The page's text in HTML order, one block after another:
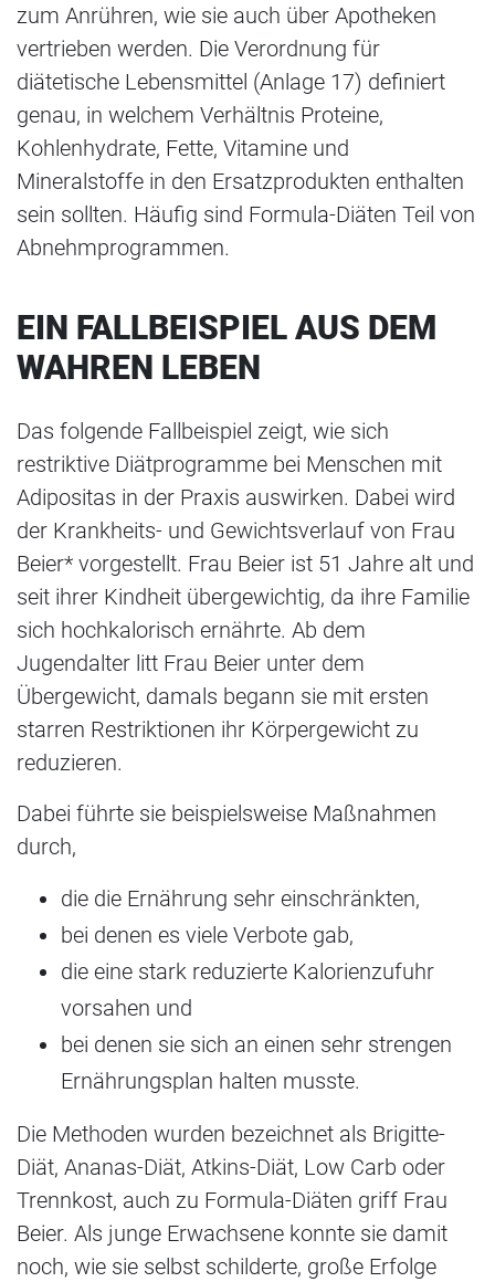
zum Anrühren, wie sie auch über Apotheken
vertrieben werden. Die Verordnung für
diätetische Lebensmittel (Anlage 17) definiert
genau, in welchem Verhältnis Proteine,
Kohlenhydrate, Fette, Vitamine und
Mineralstoffe in den Ersatzprodukten enthalten
sein sollten. Häufig sind Formula-Diäten Teil von
Abnehmprogrammen.
EIN FALLBEISPIEL AUS DEM
WAHREN LEBEN
Das folgende Fallbeispiel zeigt, wie sich
restriktive Diätprogramme bei Menschen mit
Adipositas in der Praxis auswirken. Dabei wird
der Krankheits- und Gewichtsverlauf von Frau
Beier* vorgestellt. Frau Beier ist 51 Jahre alt und
seit ihrer Kindheit übergewichtig, da ihre Familie
sich hochkalorisch ernährte. Ab dem
Jugendalter litt Frau Beier unter dem
Übergewicht, damals begann sie mit ersten
starren Restriktionen ihr Körpergewicht zu
reduzieren.
Dabei führte sie beispielsweise Maßnahmen
durch,
die die Ernährung sehr einschränkten,
bei denen es viele Verbote gab,
die eine stark reduzierte Kalorienzufuhr
vorsahen und
bei denen sie sich an einen sehr strengen
Ernährungsplan halten musste.
Die Methoden wurden bezeichnet als Brigitte-
Diät, Ananas-Diät, Atkins-Diät, Low Carb oder
Trennkost, auch zu Formula-Diäten griff Frau
Beier. Als junge Erwachsene konnte sie damit
noch, wie sie selbst schilderte, große Erfolge